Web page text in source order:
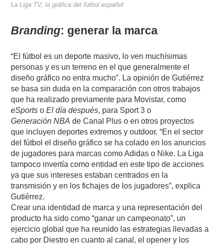
La Liga TV, la gráfica del fútbol español
Branding: generar la marca
“El fútbol es un deporte masivo, lo ven muchísimas
personas y es un terreno en el que generalmente el
diseño gráfico no entra mucho”. La opinión de Gutiérrez
se basa sin duda en la comparación con otros trabajos
que ha realizado previamente para Movistar, como
eSports oEl día después, para Sport 3 o
Generación NBA de Canal Plus o en otros proyectos
que incluyen deportes extremos y outdoor. “En el sector
del fútbol el diseño gráfico se ha colado en los anuncios
de jugadores para marcas como Adidas o Nike. La Liga
tampoco invertía como entidad en este tipo de acciones
ya que sus intereses estaban centrados en la
transmisión y en los fichajes de los jugadores”, explica
Gutiérrez.
Crear una identidad de marca y una representación del
producto ha sido como “ganar un campeonato”, un
ejercicio global que ha reunido las estrategias llevadas a
cabo por Diestro en cuanto al canal, el opener y los